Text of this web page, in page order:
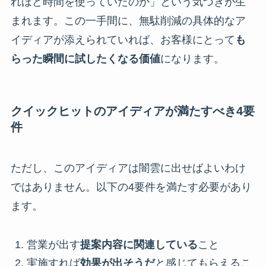
まれます。この一手間に、無駄削減の具体的なア
イディアが添えられていれば、お客様にとって も
らった瞬間に試したくなる価値になります。
クイックヒットのアイディアが満たすべき4要
件
ただし、このアイディアは闇雲に出せばよいわけ
ではありません。以下の4要件を満たす必要があり
ます。
営業が出す提案内容に関連していること
実施すれば効果が出そうだと感じてもらえるこ